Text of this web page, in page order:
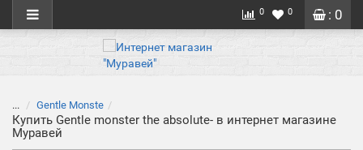
: 0
0 0
... Gentle Monste
Купить Gentle monster the absolute- в интернет магазине
Муравей